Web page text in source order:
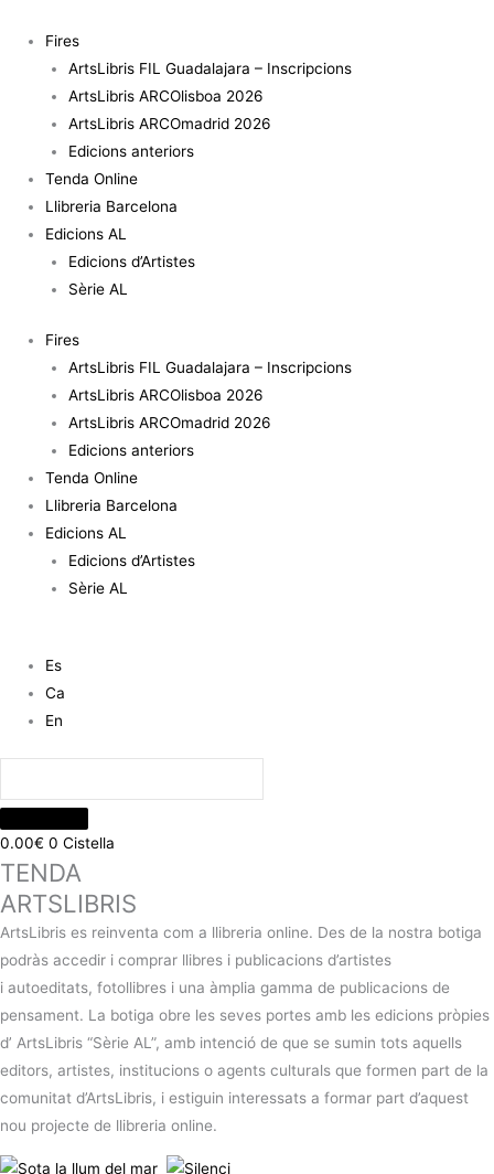
contingut
Fires
ArtsLibris FIL Guadalajara – Inscripcions
ArtsLibris ARCOlisboa 2026
ArtsLibris ARCOmadrid 2026
Edicions anteriors
Tenda Online
Llibreria Barcelona
Edicions AL
Edicions d’Artistes
Sèrie AL
Fires
ArtsLibris FIL Guadalajara – Inscripcions
ArtsLibris ARCOlisboa 2026
ArtsLibris ARCOmadrid 2026
Edicions anteriors
Tenda Online
Llibreria Barcelona
Edicions AL
Edicions d’Artistes
Sèrie AL
Es
Ca
En
0.00€ 0 Cistella
TENDA
ARTSLIBRIS
ArtsLibris es reinventa com a llibreria online. Des de la nostra botiga
podràs accedir i comprar llibres i publicacions d’artistes
i autoeditats, fotollibres i una àmplia gamma de publicacions de
pensament. La botiga obre les seves portes amb les edicions pròpies
d’ ArtsLibris “Sèrie AL”, amb intenció de que se sumin tots aquells
editors, artistes, institucions o agents culturals que formen part de la
comunitat d’ArtsLibris, i estiguin interessats a formar part d’aquest
nou projecte de llibreria online.